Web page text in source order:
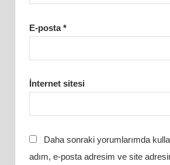
E-posta*
İnternet sitesi
Daha sonraki yorumlarımda
adım, e-posta adresim ve site